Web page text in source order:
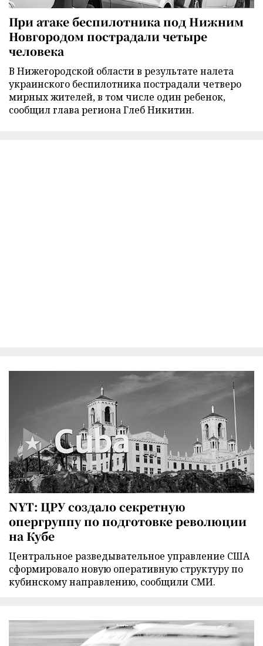
При атаке беспилотника под Нижним
Новгородом пострадали четыре
человека
В Нижегородской области в результате налета
украинского беспилотника пострадали четверо
мирных жителей, в том числе один ребенок,
сообщил глава региона Глеб Никитин.
NYT: ЦРУ создало секретную
опергруппу по подготовке революции
на Кубе
Центральное разведывательное управление США
сформировало новую оперативную структуру по
кубинскому направлению, сообщили СМИ.